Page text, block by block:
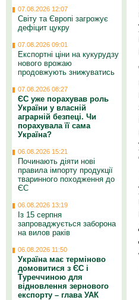
07.08.2026 12:07
Світу та Європі загрожує
дефіцит цукру
07.08.2026 09:01
Експортні ціни на кукурудзу
нового врожаю
продовжують знижуватись
07.08.2026 08:27
ЄС уже порахував роль
України у власній
аграрній безпеці. Чи
порахувала її сама
Україна?
06.08.2026 15:21
Починають діяти нові
правила імпорту продукції
тваринного походження до
ЄС
06.08.2026 13:19
Із 15 серпня
запроваджується заборона
на вилов раків
06.08.2026 11:50
Україна має терміново
домовитися з ЄС і
Туреччиною для
відновлення зернового
експорту – глава УАК